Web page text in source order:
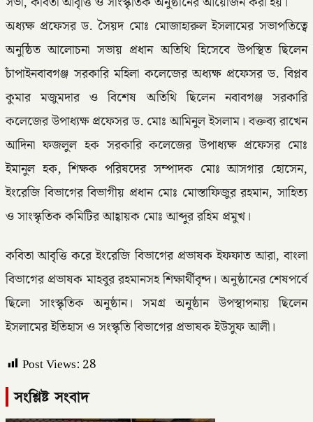
অধ্যক্ষ প্রফেসর ড. সৈয়দ মোঃ মোজাহারুল ইসলামের সভাপতিত্বে
অনুষ্ঠিত আলোচনা সভায় প্রধান অতিথি হিসেবে উপস্থিত ছিলেন
চাঁপাইনবাবগঞ্জ সরকারি মহিলা কলেজের অধ্যক্ষ প্রফেসর ড. বিপ্লব
কুমার মজুমদার ও বিশেষ অতিথি ছিলেন নবাবগঞ্জ সরকারি
কলেজের উপাধ্যক্ষ প্রফেসর ড. মোঃ আমিনুল ইসলাম। বক্তব্য রাখেন
আদিনা ফজলুল হক সরকারি কলেজের উপাধ্যক্ষ প্রফেসর মোঃ
ইমানুল হক, শিক্ষক পরিষদের সম্পাদক মোঃ আসগার হোসেন,
ইংরেজি বিভাগের বিভাগীয় প্রধান মোঃ মোস্তাফিজুর রহমান, সাহিত্য
ও সাংস্কৃতিক কমিটির আহ্বায়ক মোঃ আব্দুর রহিম প্রমুখ।
কবিতা আবৃত্তি করে ইংরেজি বিভাগের প্রভাষক ইফফাত আরা, বাংলা
বিভাগের প্রভাষক মাহবুর রহমানসহ শিক্ষার্থীবৃন্দ। অনুষ্ঠানের শেষপর্বে
ছিলো সাংস্কৃতিক অনুষ্ঠান। সমগ্র অনুষ্ঠান উপস্থাপনায় ছিলেন
ইসলামের ইতিহাস ও সংস্কৃতি বিভাগের প্রভাষক ইউসুফ আলী।
Post Views: 28
সংশ্লিষ্ট সংবাদ